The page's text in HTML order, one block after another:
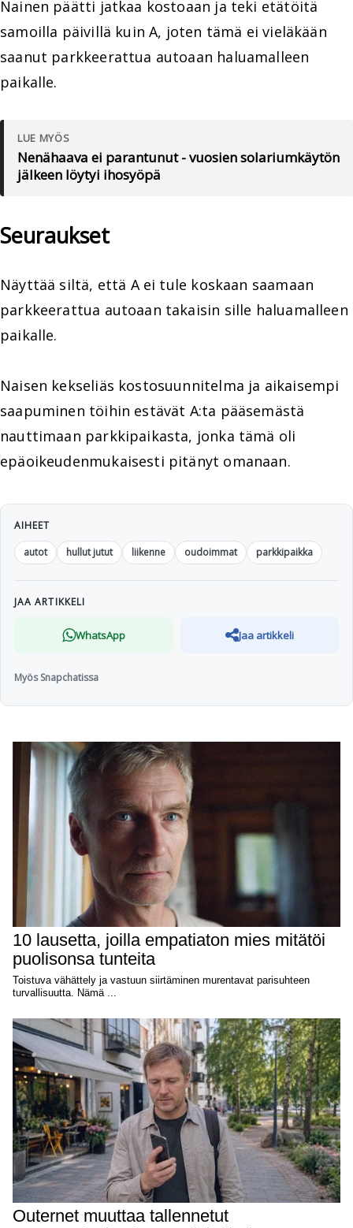
Nainen päätti jatkaa kostoaan ja teki etätöitä
samoilla päivillä kuin A, joten tämä ei vieläkään
saanut parkkeerattua autoaan haluamalleen
paikalle.
LUE MYÖS
Nenähaava ei parantunut - vuosien solariumkäytön
jälkeen löytyi ihosyöpä
Seuraukset
Näyttää siltä, että A ei tule koskaan saamaan
parkkeerattua autoaan takaisin sille haluamalleen
paikalle.
Naisen kekseliäs kostosuunnitelma ja aikaisempi
saapuminen töihin estävät A:ta pääsemästä
nauttimaan parkkipaikasta, jonka tämä oli
epäoikeudenmukaisesti pitänyt omanaan.
AIHEET
autot
hullut jutut liikenne oudoimmat parkkipaikka
JAA ARTIKKELI
WhatsApp Jaa artikkeli
Myös Snapchatissa